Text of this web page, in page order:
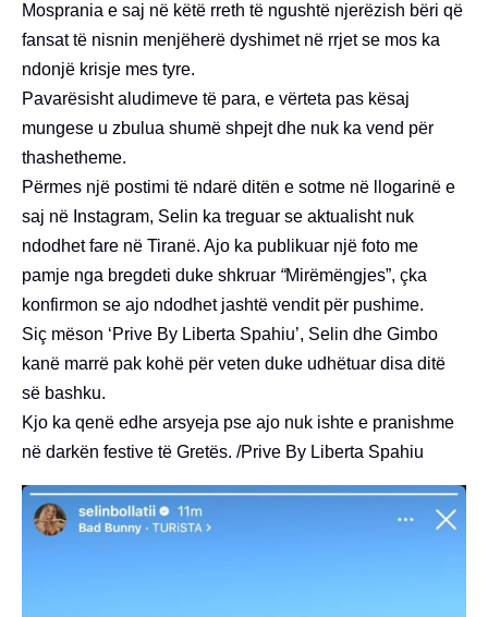
Mosprania e saj në këtë rreth të ngushtë njerëzish bëri që
fansat të nisnin menjëherë dyshimet në rrjet se mos ka
ndonjë krisje mes tyre.
Pavarësisht aludimeve të para, e vërteta pas kësaj
mungese u zbulua shumë shpejt dhe nuk ka vend për
thashetheme.
Përmes një postimi të ndarë ditën e sotme në llogarinë e
saj në Instagram, Selin ka treguar se aktualisht nuk
ndodhet fare në Tiranë. Ajo ka publikuar një foto me
pamje nga bregdeti duke shkruar “Mirëmëngjes”, çka
konfirmon se ajo ndodhet jashtë vendit për pushime.
Siç mëson ‘Prive By Liberta Spahiu’, Selin dhe Gimbo
kanë marrë pak kohë për veten duke udhëtuar disa ditë
së bashku.
Kjo ka qenë edhe arsyeja pse ajo nuk ishte e pranishme
në darkën festive të Gretës. /Prive By Liberta Spahiu